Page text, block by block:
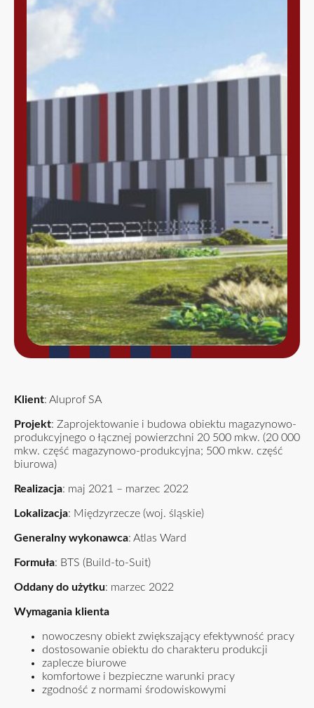
Klient: Aluprof SA
Projekt: Zaprojektowanie i budowa obiektu magazynowo-
produkcyjnego o łącznej powierzchni 20 500 mkw. (20 000
mkw. część magazynowo-produkcyjna; 500 mkw. część
biurowa)
Realizacja: maj 2021 – marzec 2022
Lokalizacja: Międzyrzecze (woj. śląskie)
Generalny wykonawca: Atlas Ward
Formuła: BTS (Build-to-Suit)
Oddany do użytku: marzec 2022
Wymagania klienta
nowoczesny obiekt zwiększający efektywność pracy
dostosowanie obiektu do charakteru produkcji
zaplecze biurowe
komfortowe i bezpieczne warunki pracy
zgodność z normami środowiskowymi